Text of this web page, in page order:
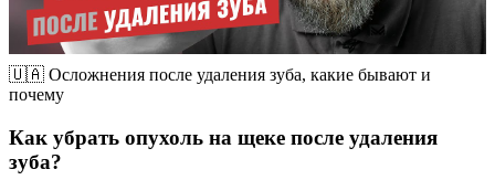
🇺🇦 Осложнения после удаления зуба, какие бывают и
почему
Как убрать опухоль на щеке после удаления
зуба?